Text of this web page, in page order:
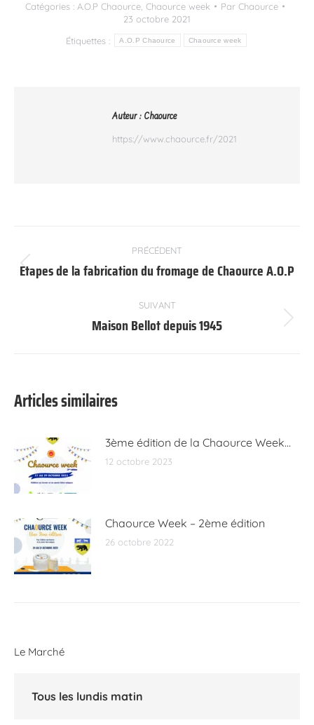
Catégories : A.O.P Chaource, Chaource week Par Chaource
23 octobre 2021
Étiquettes :
A.O.P Chaource Chaource week
Auteur : Chaource
https://www.chaource.fr/2021
article
PRÉCÉDENT
Article
:
Etapes de la fabrication du fromage de Chaource A.O.P
SUIVANT
Article
Maison Bellot depuis 1945
Articles similaires
3ème édition de la Chaource Week…
12 octobre 2023
Chaource Week – 2ème édition
26 octobre 2022
Le Marché
Tous les lundis matin